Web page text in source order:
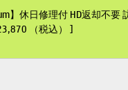
】休日修理付 HD返却不要
（税込） ]